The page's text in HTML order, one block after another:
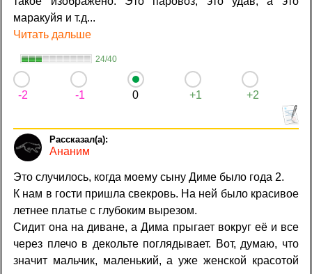
маракуйя и т.д...
Читать дальше
24/40
-2 -1 0 +1 +2
Ананим
Это случилось, когда моему сыну Диме было года 2.
К нам в гости пришла свекровь. На ней было красивое
летнее платье с глубоким вырезом.
Сидит она на диване, а Дима прыгает вокруг её и все
через плечо в декольте поглядывает. Вот, думаю, что
значит мальчик, маленький, а уже женской красотой